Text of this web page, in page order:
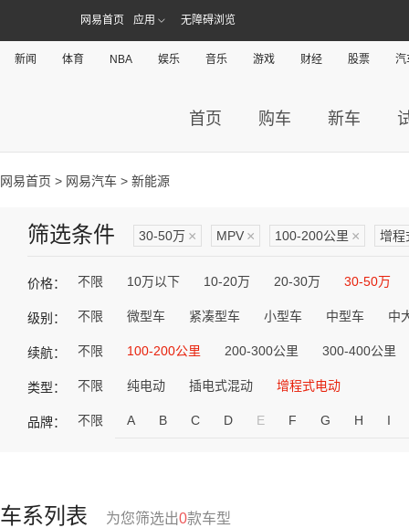
网易首页 应用 无障碍浏览
新闻 体育 NBA 娱乐 音乐 游戏 财经 股票 汽
首页 购车 新车
网易首页 > 网易汽车 > 新能源
筛选条件 30-50万 × MPV × 100-200公里 × 增程
价格： 不限 10万以下 10-20万 20-30万 30-50万
级别： 不限 微型车 紧凑型车 小型车 中型车 中
续航： 不限 100-200公里 200-300公里 300-400公里
类型： 不限 纯电动 插电式混动 增程式电动
品牌： 不限 A B C D E F G H I
车系列表 为您筛选出0款车型